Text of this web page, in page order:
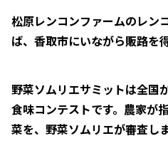
松原レンコンファームのレン
ば、香取市にいながら販路を
野菜ソムリエサミットは全国
食味コンテストです。農家が
菜を、野菜ソムリエが審査しま